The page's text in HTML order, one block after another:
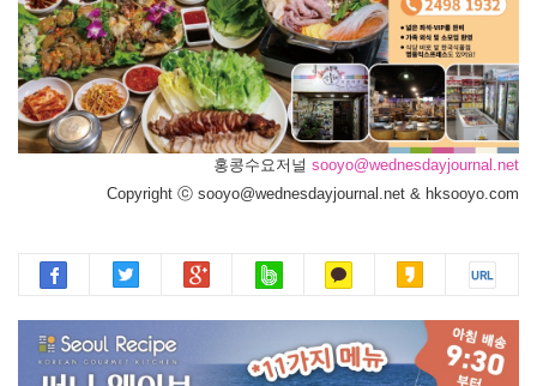
홍콩수요저널 sooyo@wednesdayjournal.net
Copyright ⓒ sooyo@wednesdayjournal.net & hksooyo.com